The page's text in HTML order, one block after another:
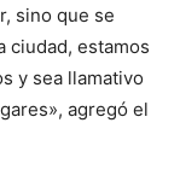
sino que se
ciudad, estamos
y sea llamativo
agregó el